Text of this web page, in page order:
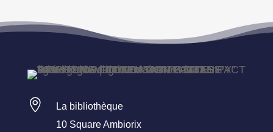

La bibliothèque
10 Square Ambiorix